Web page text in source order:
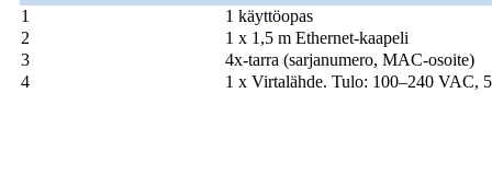
1
1 käyttöopas
2
1 x 1,5 m Ethernet-kaapeli
3
4x-tarra (sarjanumero, MAC-osoite)
4
1 x Virtalähde. Tulo: 100–240 VAC,